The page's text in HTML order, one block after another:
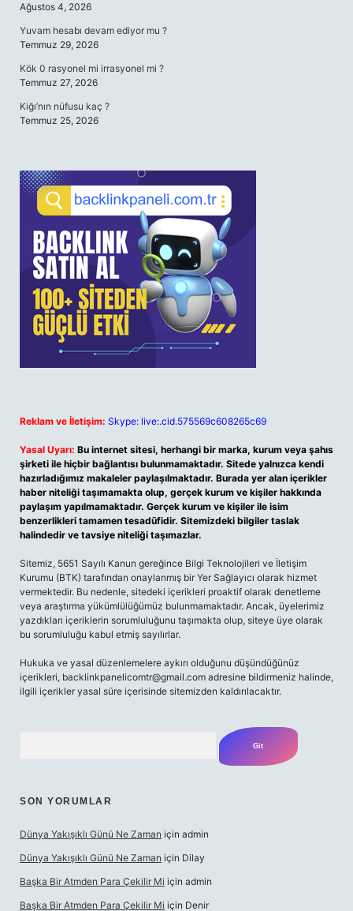
Ağustos 4, 2026
Yuvam hesabı devam ediyor mu ?
Temmuz 29, 2026
Kök 0 rasyonel mi irrasyonel mi ?
Temmuz 27, 2026
Kiğı’nın nüfusu kaç ?
Temmuz 25, 2026
Reklam ve İletişim: Skype: live:.cid.575569c608265c69
Yasal Uyarı: Bu internet sitesi, herhangi bir marka, kurum veya şahıs
şirketi ile hiçbir bağlantısı bulunmamaktadır. Sitede yalnızca kendi
hazırladığımız makaleler paylaşılmaktadır. Burada yer alan içerikler
haber niteliği taşımamakta olup, gerçek kurum ve kişiler hakkında
paylaşım yapılmamaktadır. Gerçek kurum ve kişiler ile isim
benzerlikleri tamamen tesadüfidir. Sitemizdeki bilgiler taslak
halindedir ve tavsiye niteliği taşımazlar.
Sitemiz, 5651 Sayılı Kanun gereğince Bilgi Teknolojileri ve İletişim
Kurumu (BTK) tarafından onaylanmış bir Yer Sağlayıcı olarak hizmet
vermektedir. Bu nedenle, sitedeki içerikleri proaktif olarak denetleme
veya araştırma yükümlülüğümüz bulunmamaktadır. Ancak, üyelerimiz
yazdıkları içeriklerin sorumluluğunu taşımakta olup, siteye üye olarak
bu sorumluluğu kabul etmiş sayılırlar.
Hukuka ve yasal düzenlemelere aykırı olduğunu düşündüğünüz
içerikleri, backlinkpanelicomtr@gmail.com adresine bildirmeniz halinde,
ilgili içerikler yasal süre içerisinde sitemizden kaldırılacaktır.
SON YORUMLAR
Dünya Yakışıklı Günü Ne Zaman için admin
Dünya Yakışıklı Günü Ne Zaman için Dilay
Başka Bir Atmden Para Çekilir Mi için admin
Başka Bir Atmden Para Çekilir Mi için Denir